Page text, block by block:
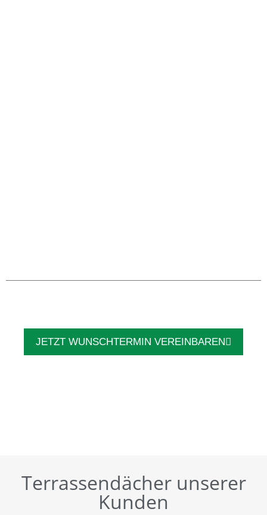
JETZT WUNSCHTERMIN VEREINBAREN
Terrassendächer unserer
Kunden